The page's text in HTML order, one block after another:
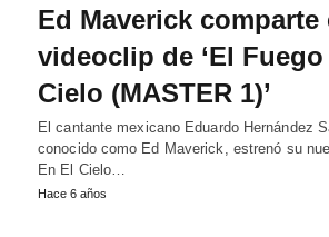
Ed Maverick comparte
videoclip de ‘El Fuego
Cielo (MASTER 1)’
El cantante mexicano Eduardo Hernández
conocido como Ed Maverick, estrenó su
En El Cielo…
Hace 6 años